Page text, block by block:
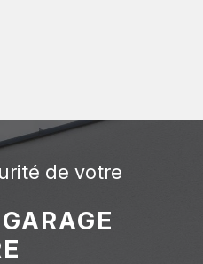
de votre